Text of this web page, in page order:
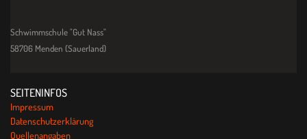
Schwimmschule "Gut Nass"
58706 Menden (Sauerland)
SEITENINFOS
Impressum
Datenschutzerklärung
Quellenangaben